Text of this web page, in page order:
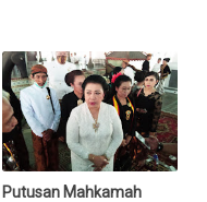
Putusan Mahkamah